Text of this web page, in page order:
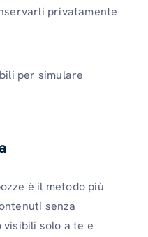
privatamente
per simulare
è il metodo più
senza
visibili solo a te e